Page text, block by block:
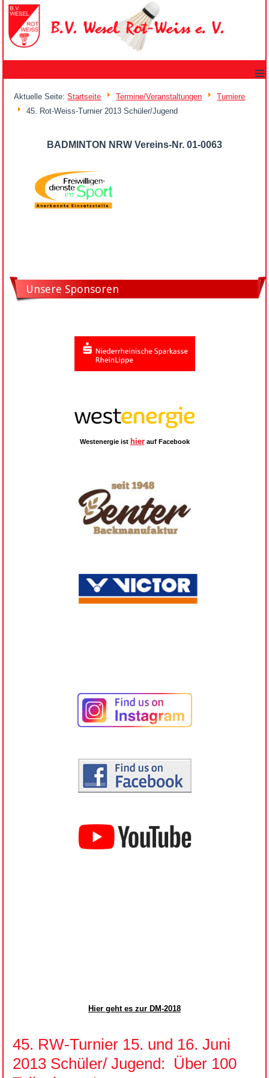
≡
Aktuelle Seite:Startseite Termine/Veranstaltungen
Turniere
45. Rot-Weiss-Turnier 2013 Schüler/Jugend
BADMINTON NRW Vereins-Nr. 01-0063
Unsere Sponsoren
Westenergie ist hierauf Facebook
Hier geht es zur DM-2018
45. RW-Turnier 15. und 16. Juni
2013 Schüler/ Jugend: Über 100